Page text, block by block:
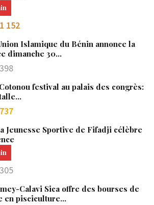
1 152
Islamique du Bénin annonce la
dimanche 30…
398
festival au palais des congrès:
737
Jeunesse Sportive de Fifadji célèbre
305
Calavi Sica offre des bourses de
en pisciculture…